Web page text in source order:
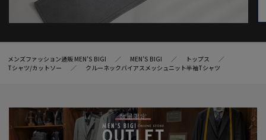
メンズファッション通販 MEN'S BIGI MEN’S BIGI
トップス
Tシャツ/カットソー
クルーネックバイアスメッシュニット半袖Tシャツ